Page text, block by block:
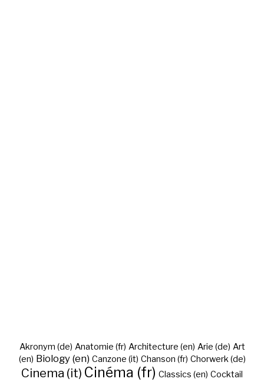
Akronym (de) Anatomie (fr) Architecture (en) Arie (de) Art
(en) Biology (en) Canzone (it) Chanson (fr) Chorwerk (de)
Cinema (it) Cinéma (fr) Classics (en) Cocktail